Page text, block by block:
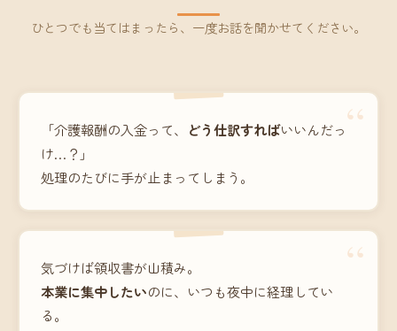
ひとつでも当てはまったら、一度お話を聞かせてください。
“
「介護報酬の入金って、 どう仕訳すればいいんだっ
け…？」
処理のたびに手が止まってしまう。
“
気づけば領収書が山積み。
本業に集中したいのに、いつも夜中に経理してい
る。